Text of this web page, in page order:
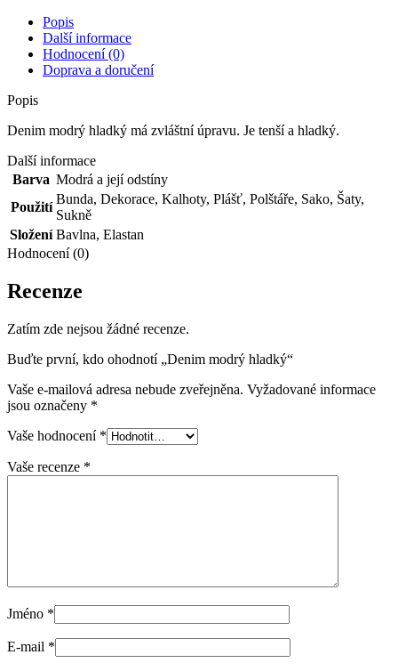
Popis
Další informace
Hodnocení (0)
Doprava a doručení
Popis
Denim modrý hladký má zvláštní úpravu. Je tenší a hladký.
Další informace
Barva Modrá a její odstíny
Použití
Bunda, Dekorace, Kalhoty, Plášť, Polštáře, Sako, Šaty,
Sukně
Složení Bavlna, Elastan
Hodnocení (0)
Recenze
Zatím zde nejsou žádné recenze.
Buďte první, kdo ohodnotí „Denim modrý hladký“
Vaše e-mailová adresa nebude zveřejněna. Vyžadované informace
jsou označeny *
Vaše hodnocení *
Vaše recenze *
Jméno *
E-mail *